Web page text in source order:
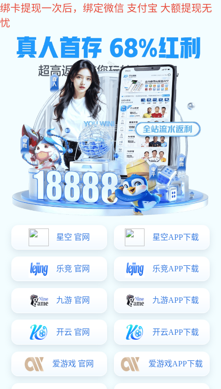
豪门国际
豪门国际
关于豪门国际
产品中心
豪门国际 资讯
人力资源
合作伙伴
公司简介
豪门国际: 豪门国
际
豪门国际: 公司架
构
发展历程 公司认证 员工风采
豪门国际: 客户来
访
视频展示
员工风采
豪门国际: 公司篮球比赛 豪门国际: 公司旅行
豪门国际: 公司拓展 豪门国际: 公司年会